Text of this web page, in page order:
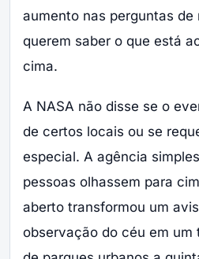
aumento nas perguntas de
querem saber o que está
cima.
A NASA não disse se o
de certos locais ou se
especial. A agência
pessoas olhassem para
aberto transformou um
observação do céu em um